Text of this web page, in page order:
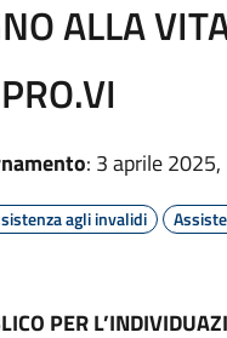
ALLA
: 3 aprile
agli invalidi
PER